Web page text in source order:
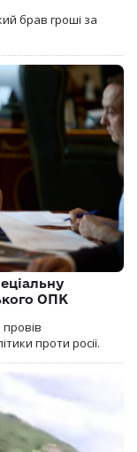
брав гроші за
ОПК
проти росії.